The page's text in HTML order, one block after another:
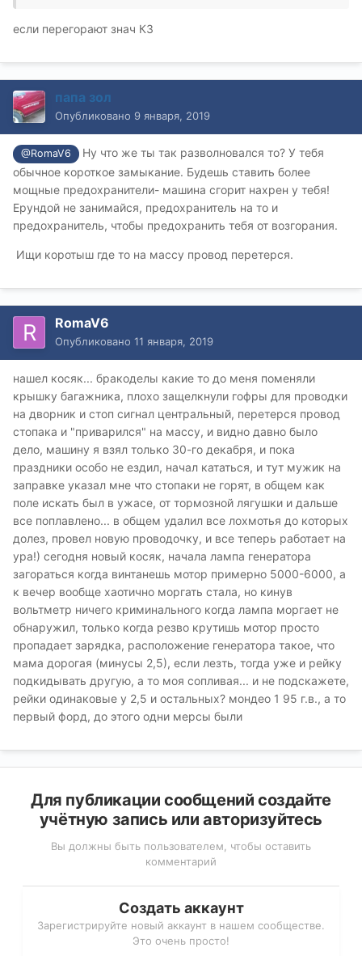
если перегорают знач КЗ
папа зол
Опубликовано 9 января, 2019
@RomaV6
Ну что же ты так разволновался то? У тебя
обычное короткое замыкание. Будешь ставить более
мощные предохранители- машина сгорит нахрен у тебя!
Ерундой не занимайся, предохранитель на то и
предохранитель, чтобы предохранить тебя от возгорания.
Ищи коротыш где то на массу провод перетерся.
RomaV6
Опубликовано 11 января, 2019
нашел косяк... бракоделы какие то до меня поменяли
крышку багажника, плохо защелкнули гофры для проводки
на дворник и стоп сигнал центральный, перетерся провод
стопака и "приварился" на массу, и видно давно было
дело, машину я взял только 30-го декабря, и пока
праздники особо не ездил, начал кататься, и тут мужик на
заправке указал мне что стопаки не горят, в общем как
поле искать был в ужасе, от тормозной лягушки и дальше
все поплавлено... в общем удалил все лохмотья до которых
долез, провел новую проводочку, и все теперь работает на
ура!) сегодня новый косяк, начала лампа генератора
загораться когда винтанешь мотор примерно 5000-6000, а
к вечер вообще хаотично моргать стала, но кинув
вольтметр ничего криминального когда лампа моргает не
обнаружил, только когда резво крутишь мотор просто
пропадает зарядка, расположение генератора такое, что
мама дорогая (минусы 2,5), если лезть, тогда уже и рейку
подкидывать другую, а то моя сопливая... и не подскажете,
рейки одинаковые у 2,5 и остальных? мондео 1 95 г.в., а то
первый форд, до этого одни мерсы были
Для публикации сообщений создайте
учётную запись или авторизуйтесь
Вы должны быть пользователем, чтобы оставить
комментарий
Создать аккаунт
Зарегистрируйте новый аккаунт в нашем сообществе.
Это очень просто!